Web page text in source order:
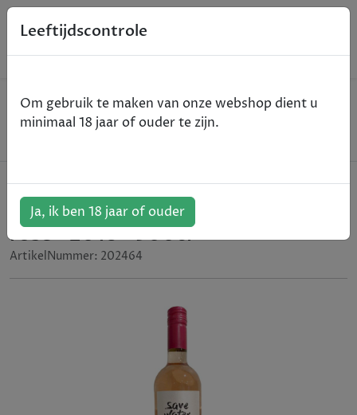
Home
Wijn
Domaine Preignes le Vieux - Save Water Drink Pink
Domaine Preignes le Vieux - Save
Water Drink Pink - Pays d'Oc -
rosé - 2018 - 300cl
ArtikelNummer: 202464
Leeftijdscontrole
Om gebruik te maken van onze webshop dient u
minimaal 18 jaar of ouder te zijn.
Ja, ik ben 18 jaar of ouder